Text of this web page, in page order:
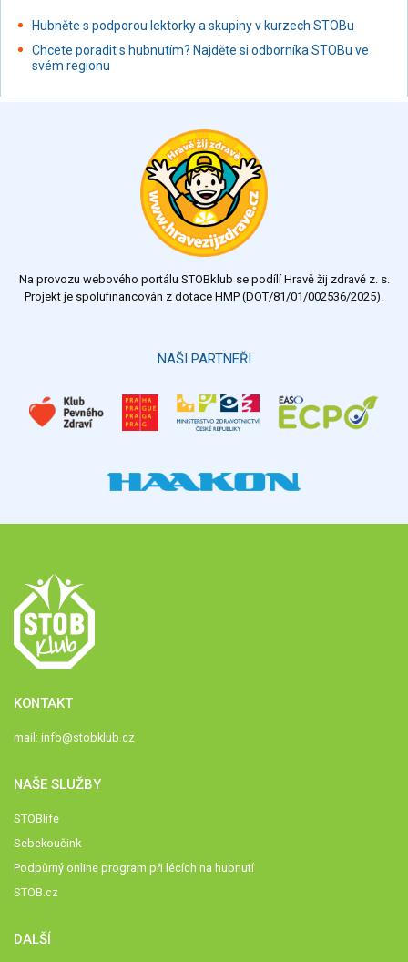
Studená kuchyně, lahůdkářské výrobky
Hubněte s podporou lektorky a skupiny v kurzech STOBu
Chcete poradit s hubnutím? Najděte si odborníka STOBu ve
svém regionu
Na provozu webového portálu STOBklub se podílí Hravě žij zdravě z. s.
Projekt je spolufinancován z dotace HMP (DOT/81/01/002536/2025).
NAŠI PARTNEŘI
KONTAKT
mail: info@stobklub.cz
NAŠE SLUŽBY
STOBlife
Sebekoučink
Podpůrný online program při lécích na hubnutí
STOB.cz
DALŠÍ